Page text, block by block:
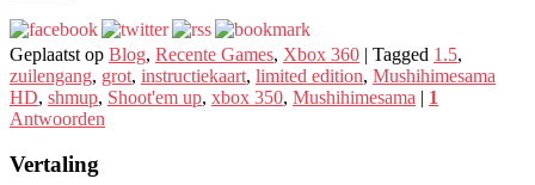
Geplaatst op Blog, Recente Games, Xbox 360 | Tagged 1.5,
zuilengang, grot, instructiekaart, limited edition, Mushihimesama
HD, shmup, Shoot'em up, xbox 350, Mushihimesama | 1
Antwoorden
Vertaling